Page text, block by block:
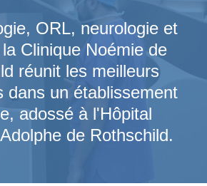
ORL, neurologie et
Clinique Noémie de
réunit les meilleurs
dans un établissement
adossé à l'Hôpital
de Rothschild.